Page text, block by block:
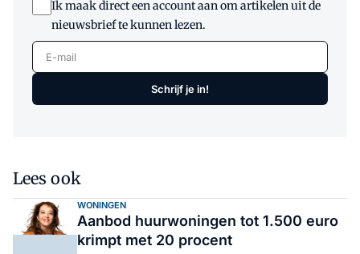
Ik maak direct een account aan om artikelen uit de
nieuwsbrief te kunnen lezen.
E-mail
Schrijf je in!
Lees ook
WONINGEN
Aanbod huurwoningen tot 1.500 euro
krimpt met 20 procent